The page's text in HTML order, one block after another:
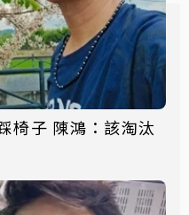
椅子 陳鴻：該淘汰